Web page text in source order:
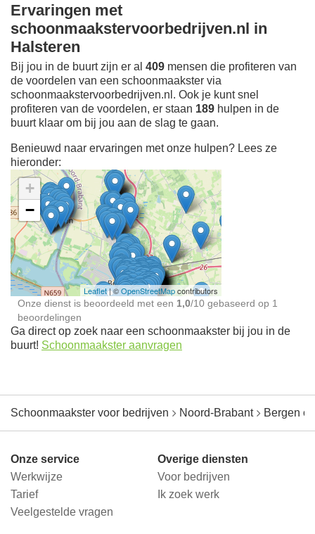
Ervaringen met
schoonmaakstervoorbedrijven.nl in
Halsteren
Bij jou in de buurt zijn er al 409 mensen die profiteren van
de voordelen van een schoonmaakster via
schoonmaakstervoorbedrijven.nl. Ook je kunt snel
profiteren van de voordelen, er staan 189 hulpen in de
buurt klaar om bij jou aan de slag te gaan.
Benieuwd naar ervaringen met onze hulpen? Lees ze
hieronder:
Ontdek meer ervaringen
Schoonmaakster bij
jou in de buurt
+
−
Leaflet| ©OpenStreetMapcontributors
Onze dienst is beoordeeld met een 1,0/10 gebaseerd op 1
beoordelingen
Ga direct op zoek naar een schoonmaakster bij jou in de
buurt! Schoonmaakster aanvragen
Schoonmaakster voor bedrijven Noord-Brabant Bergen
Onze service
Werkwijze
Tarief
Veelgestelde vragen
Overige diensten
Voor bedrijven
Ik zoek werk